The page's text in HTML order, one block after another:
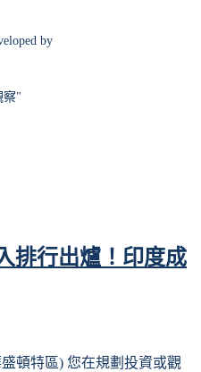
by
察"
排行出爐！印度成
頓特區) 您在規劃投資或觀